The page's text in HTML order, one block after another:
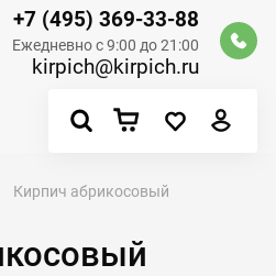
+7 (495) 369-33-88
Ежедневно с 9:00 до 21:00
kirpich@kirpich.ru
Кирпич абрикосовый